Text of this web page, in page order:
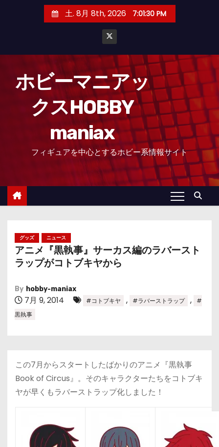
土. 8月 8th, 2026 7:01:31 PM
ホビーマニアッ
クスHOBBY
maniax
フィギュアを中心とするホビー系情報サイト
グッズ ニュース
アニメ『黒執事』サーカス編のラバースト
ラップがコトブキヤから
By hobby-maniax
7月 9, 2014 #コトブキヤ , #ラバーストラップ ,
#
黒執事
この7月からスタートしたばかりのアニメ『黒執事
Book of Circus』。そのキャラクターたちをコトブキ
ヤが早くもラバーストラップ化しました！